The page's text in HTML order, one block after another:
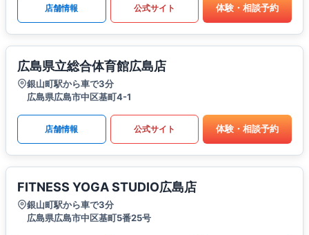
店舗情報 公式サイト 体験・相談予約
広島県立総合体育館広島店
銀山町駅から車で3分
広島県広島市中区基町4-1
店舗情報 公式サイト 体験・相談予約
FITNESS YOGA STUDIO広島店
銀山町駅から車で3分
広島県広島市中区基町5番25号